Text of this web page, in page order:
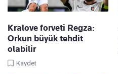
Kralove forveti Regza:
Orkun büyük tehdit
olabilir
Kaydet